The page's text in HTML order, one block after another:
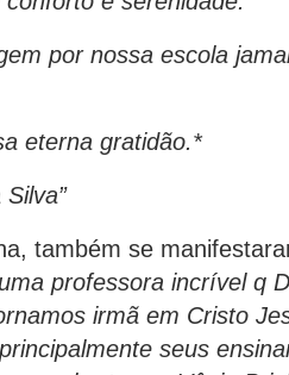
por nossa escola
eterna gratidão.*
também se
professora incrível q
irmã em Cristo
seus